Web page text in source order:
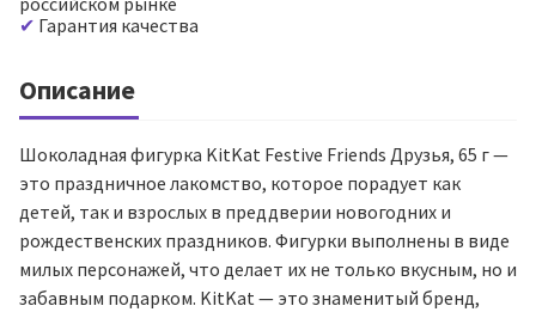
Гарантия качества
Описание
Шоколадная фигурка KitKat Festive Friends Друзья, 65 г —
это праздничное лакомство, которое порадует как
детей, так и взрослых в преддверии новогодних и
рождественских праздников. Фигурки выполнены в виде
милых персонажей, что делает их не только вкусным, но и
забавным подарком. KitKat — это знаменитый бренд,